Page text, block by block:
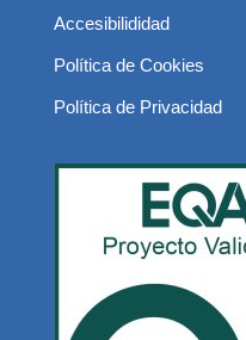
Accesibilididad
Política de Cookies
Política de Privacidad